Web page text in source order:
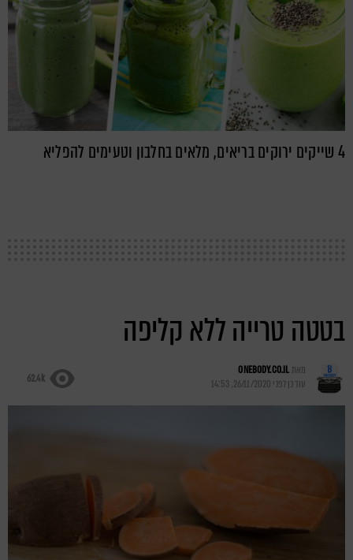
4 שייקים ירוקים בריאים, מלאים בחלבון וטעימים להפליא
בטטה טרייה ללא קליפה
מאתONEBODY.CO.IL
עודכן לפני 26/11/2020, 14:53
62.4k